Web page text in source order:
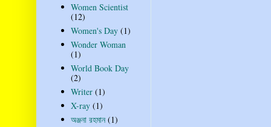
Women Scientist
(12)
Women's Day (1)
Wonder Woman
(1)
World Book Day
(2)
Writer (1)
X-ray (1)
অঞ্জনা রহমান (1)